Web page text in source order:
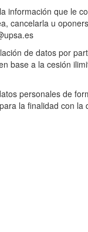
información que le
cancelarla u
de datos por
base a la cesión
personales de
la finalidad con la